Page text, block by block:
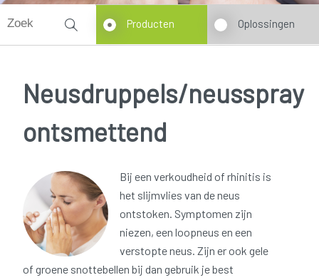
Producten Oplossingen
Neusdruppels/neusspray
ontsmettend
Bij een verkoudheid of rhinitis is
het slijmvlies van de neus
ontstoken. Symptomen zijn
niezen, een loopneus en een
verstopte neus. Zijn er ook gele
of groene snottebellen bij dan gebruik je best